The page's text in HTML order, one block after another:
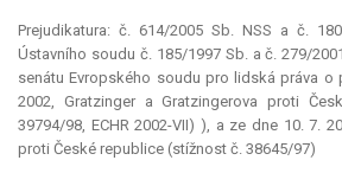
Prejudikatura: č. 614/2005 Sb. NSS a č.
Ústavního soudu č. 185/1997 Sb. a č. 279/
senátu Evropského soudu pro lidská práva o
2002, Gratzinger a Gratzingerova proti
39794/98, ECHR 2002-VII) ), a ze dne 10. 7.
proti České republice (stížnost č. 38645/97)